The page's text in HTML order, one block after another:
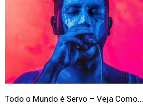
Todo o Mundo é Servo – Veja Como…